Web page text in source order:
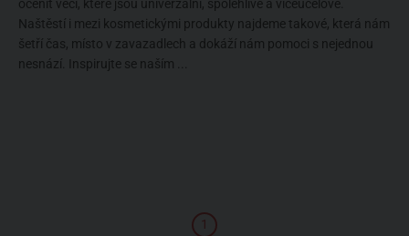
ocenit věci, které jsou univerzální, spolehlivé a víceúčelové.
Naštěstí i mezi kosmetickými produkty najdeme takové, která nám
šetří čas, místo v zavazadlech a dokáží nám pomoci s nejednou
nesnází. Inspirujte se naším ...
1